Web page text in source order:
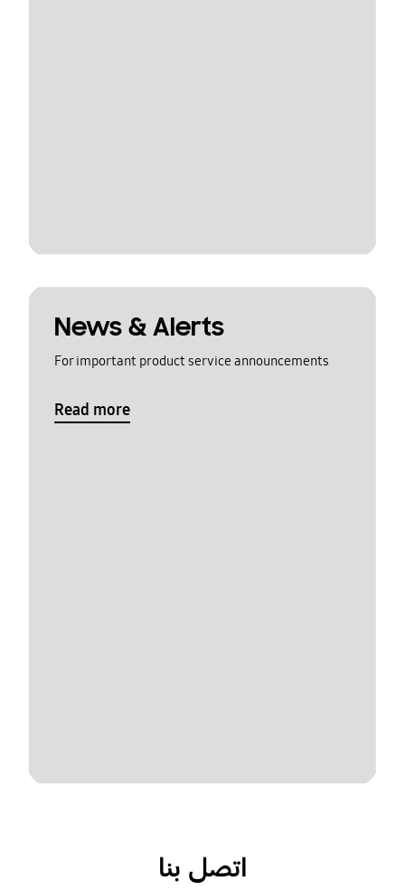
News & Alerts
For important product service announcements
Read more
اتصل بنا